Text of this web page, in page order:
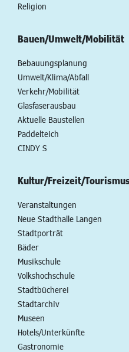
Religion
Bauen/Umwelt/Mobilität
Bebauungsplanung
Umwelt/Klima/Abfall
Verkehr/Mobilität
Glasfaserausbau
Aktuelle Baustellen
Paddelteich
CINDY S
Kultur/Freizeit/
Veranstaltungen
Neue Stadthalle Langen
Stadtporträt
Bäder
Musikschule
Volkshochschule
Stadtbücherei
Stadtarchiv
Museen
Hotels/Unterkünfte
Gastronomie